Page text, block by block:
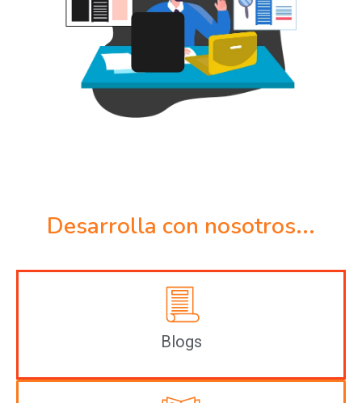
Desarrolla con nosotros...
Blogs